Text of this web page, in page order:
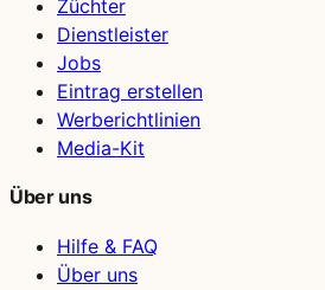
Züchter
Dienstleister
Jobs
Eintrag erstellen
Werberichtlinien
Media-Kit
Über uns
Hilfe & FAQ
Über uns